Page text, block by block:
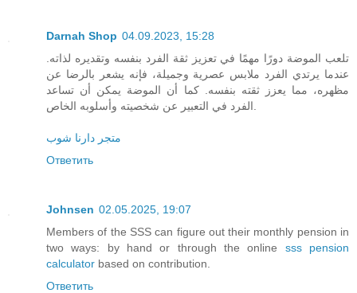
Darnah Shop 04.09.2023, 15:28
تلعب الموضة دورًا مهمًا في تعزيز ثقة الفرد بنفسه وتقديره لذاته.
عندما يرتدي الفرد ملابس عصرية وجميلة، فإنه يشعر بالرضا عن
مظهره، مما يعزز ثقته بنفسه. كما أن الموضة يمكن أن تساعد
متجر دارنا شوب
Ответить
Johnsen 02.05.2025, 19:07
Members of the SSS can figure out their monthly pension in
two ways: by hand or through the online sss pension
calculator based on contribution.
Ответить